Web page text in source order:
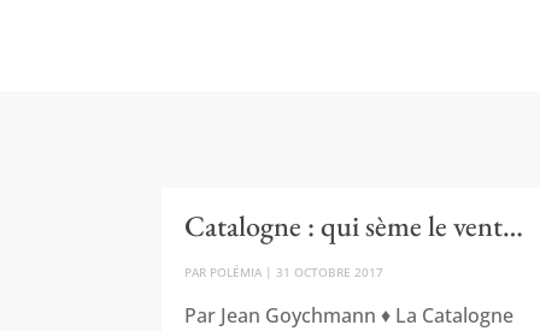
Catalogne : qui sème le vent…
PAR POLÉMIA |31 OCTOBRE 2017
Par Jean Goychmann ♦ La Catalogne